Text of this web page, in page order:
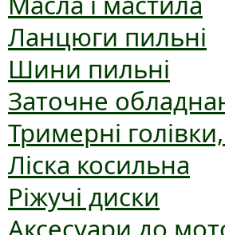
Ланцюги пильні
Шини пильні
Заточне
Тримерні
Ліска косильна
Ріжучі диски